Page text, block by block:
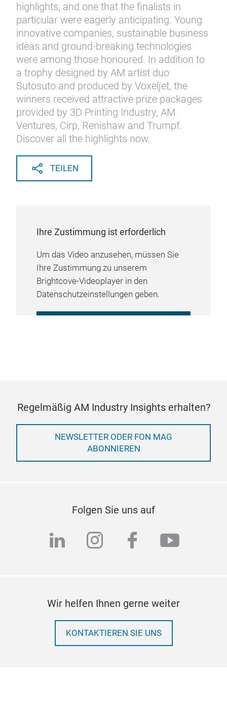
highlights, and one that the finalists in
particular were eagerly anticipating. Young
innovative companies, sustainable business
ideas and ground-breaking technologies
were among those honoured. In addition to
a trophy designed by AM artist duo
Sutosuto and produced by Voxeljet, the
winners received attractive prize packages
provided by 3D Printing Industry, AM
Ventures, Cirp, Renishaw and Trumpf.
Discover all the highlights now.
TEILEN
Ihre Zustimmung ist erforderlich
Um das Video anzusehen, müssen Sie
Ihre Zustimmung zu unserem
Brightcove-Videoplayer in den
Datenschutzeinstellungen geben.
Regelmäßig AM Industry Insights erhalten?
NEWSLETTER ODER FON MAG
ABONNIEREN
Folgen Sie uns auf
linkedininstagram
facebook
Wir helfen Ihnen gerne weiter
KONTAKTIEREN SIE UNS